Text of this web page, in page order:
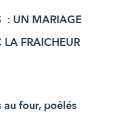
: UN MARIAGE
FRAICHEUR
au four, poêlés